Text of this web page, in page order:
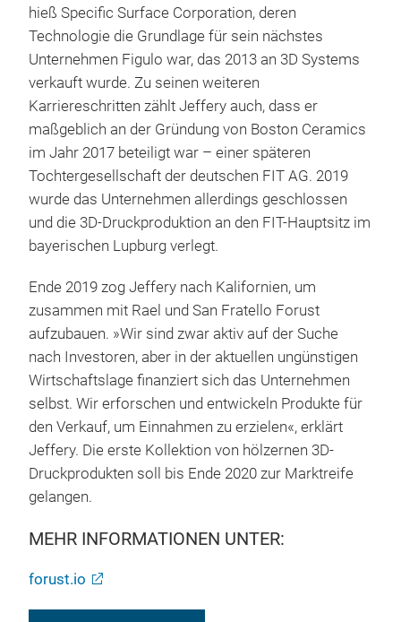
hieß Specific Surface Corporation, deren
Technologie die Grundlage für sein nächstes
Unternehmen Figulo war, das 2013 an 3D Systems
verkauft wurde. Zu seinen weiteren
Karriereschritten zählt Jeffery auch, dass er
maßgeblich an der Gründung von Boston Ceramics
im Jahr 2017 beteiligt war – einer späteren
Tochtergesellschaft der deutschen FIT AG. 2019
wurde das Unternehmen allerdings geschlossen
und die 3D-Druckproduktion an den FIT-Hauptsitz im
bayerischen Lupburg verlegt.
Ende 2019 zog Jeffery nach Kalifornien, um
zusammen mit Rael und San Fratello Forust
aufzubauen. »Wir sind zwar aktiv auf der Suche
nach Investoren, aber in der aktuellen ungünstigen
Wirtschaftslage finanziert sich das Unternehmen
selbst. Wir erforschen und entwickeln Produkte für
den Verkauf, um Einnahmen zu erzielen«, erklärt
Jeffery. Die erste Kollektion von hölzernen 3D-
Druckprodukten soll bis Ende 2020 zur Marktreife
gelangen.
MEHR INFORMATIONEN UNTER:
forust.io